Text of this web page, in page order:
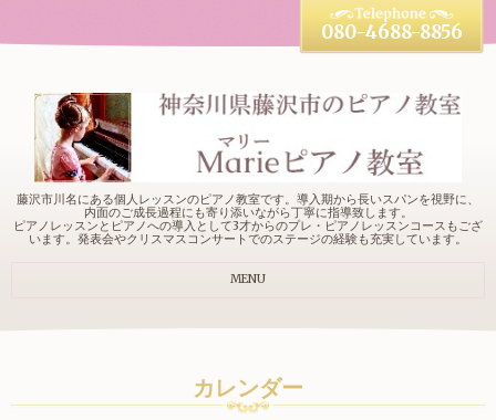
藤沢市川名にある個人レッスンのピアノ教室です。導入期から長いスパンを視野に、
内面のご成長過程にも寄り添いながら丁寧に指導致します。
ピアノレッスンとピアノへの導入として3才からのプレ・ピアノレッスンコースもござ
います。発表会やクリスマスコンサートでのステージの経験も充実しています。
080-4688-8856
MENU
カレンダー